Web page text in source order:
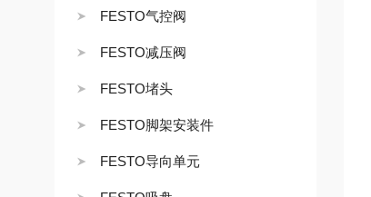
FESTO气控阀
FESTO减压阀
FESTO堵头
FESTO脚架安装件
FESTO导向单元